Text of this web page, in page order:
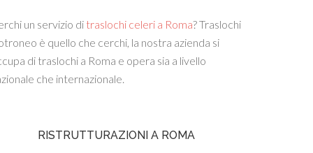
un servizio di traslochi celeri a Roma? Traslochi
è quello che cerchi, la nostra azienda si
di traslochi a Roma e opera sia a livello
che internazionale.
RISTRUTTURAZIONI A ROMA